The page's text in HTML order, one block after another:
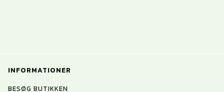
INFORMATIONER
BESØG BUTIKKEN